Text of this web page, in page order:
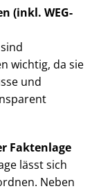
(inkl. WEG-
wichtig, da sie
und
Faktenlage
lässt sich
Neben